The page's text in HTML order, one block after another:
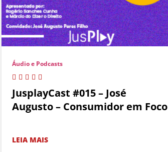
Áudio e Podcasts
JusplayCast #015 – José
Augusto – Consumidor em Foco
LEIA MAIS